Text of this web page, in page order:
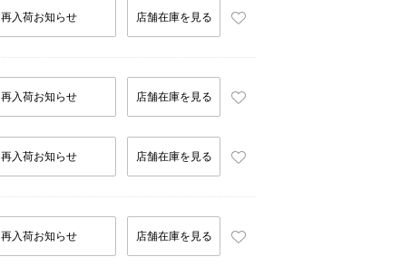
再入荷お知らせ 店舗在庫を見る
再入荷お知らせ 店舗在庫を見る
再入荷お知らせ 店舗在庫を見る
再入荷お知らせ 店舗在庫を見る